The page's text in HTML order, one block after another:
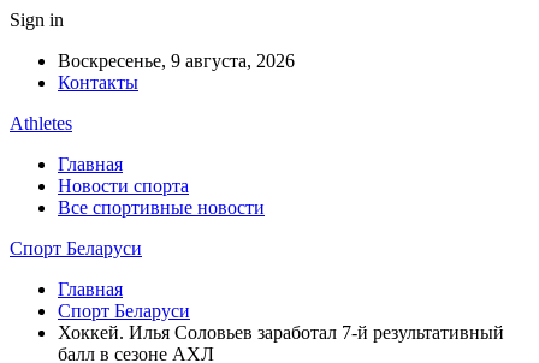
Sign in
Воскресенье, 9 августа, 2026
Контакты
Athletes
Главная
Новости спорта
Все спортивные новости
Спорт Беларуси
Главная
Спорт Беларуси
Хоккей. Илья Соловьев заработал 7-й результативный
балл в сезоне АХЛ